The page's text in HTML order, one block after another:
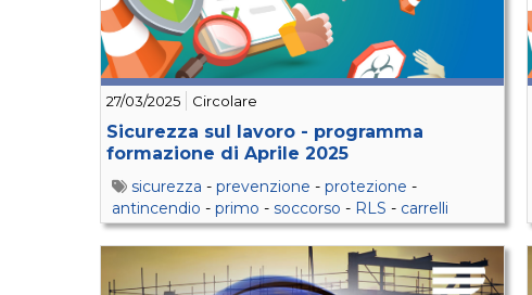
27/03/2025 Circolare
Sicurezza sul lavoro - programma
formazione di Aprile 2025
sicurezza - prevenzione - protezione -
antincendio - primo - soccorso - RLS - carrelli